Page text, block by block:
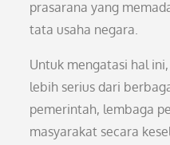
prasarana yang
tata usaha negara.
Untuk mengatasi hal
lebih serius dari
pemerintah, lembaga
masyarakat secara